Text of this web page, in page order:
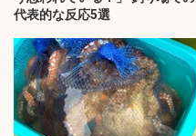
代表的な反応5選